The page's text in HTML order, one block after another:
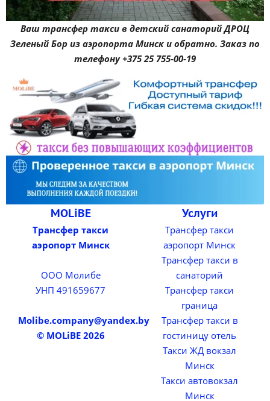
Ваш трансфер такси в детский санаторий ДРОЦ
Зеленый Бор из аэропорта Минск и обратно. Заказ по
телефону +375 25 755-00-19
MOLiBE
Трансфер такси
аэропорт Минск
ООО Молибе
УНП 491659677
Molibe.company@yandex.by
© MOLiBE 2026
Услуги
Трансфер такси
аэропорт Минск
Трансфер такси в
санаторий
Трансфер такси
граница
Трансфер такси в
гостиницу отель
Такси ЖД вокзал
Минск
Такси автовокзал
Минск